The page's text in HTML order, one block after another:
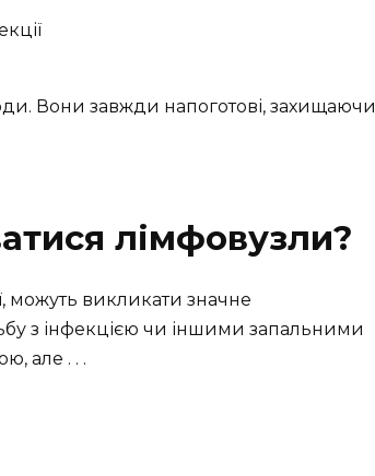
Вони завжди напоготові, захищаючи
лімфовузли?
можуть викликати значне
з інфекцією чи іншими запальними
але . . .